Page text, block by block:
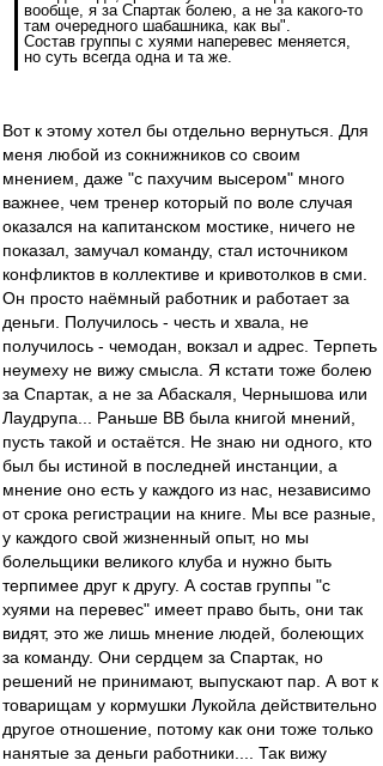
вообще, я за Спартак болею, а не за какого-то
там очередного шабашника, как вы".
Состав группы с хуями наперевес меняется,
но суть всегда одна и та же.
Вот к этому хотел бы отдельно вернуться. Для
меня любой из сокнижников со своим
мнением, даже "с пахучим высером" много
важнее, чем тренер который по воле случая
оказался на капитанском мостике, ничего не
показал, замучал команду, стал источником
конфликтов в коллективе и кривотолков в сми.
Он просто наёмный работник и работает за
деньги. Получилось - честь и хвала, не
получилось - чемодан, вокзал и адрес. Терпеть
неумеху не вижу смысла. Я кстати тоже болею
за Спартак, а не за Абаскаля, Чернышова или
Лаудрупа... Раньше ВВ была книгой мнений,
пусть такой и остаётся. Не знаю ни одного, кто
был бы истиной в последней инстанции, а
мнение оно есть у каждого из нас, независимо
от срока регистрации на книге. Мы все разные,
у каждого свой жизненный опыт, но мы
болельщики великого клуба и нужно быть
терпимее друг к другу. А состав группы "с
хуями на перевес" имеет право быть, они так
видят, это же лишь мнение людей, болеющих
за команду. Они сердцем за Спартак, но
решений не принимают, выпускают пар. А вот к
товарищам у кормушки Лукойла действительно
другое отношение, потому как они тоже только
нанятые за деньги работники.... Так вижу